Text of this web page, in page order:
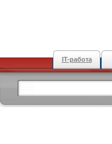
IT-работа